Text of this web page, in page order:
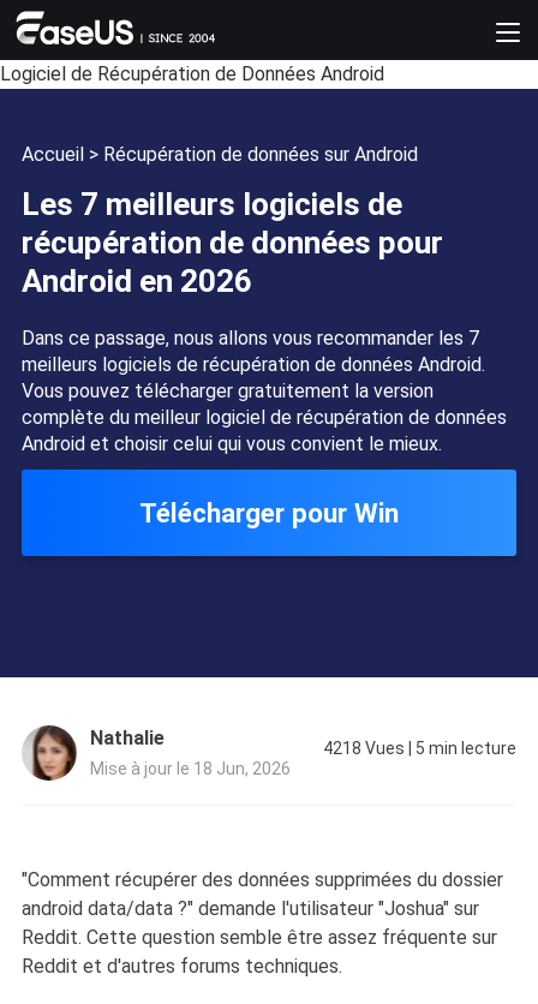
Logiciel de Récupération de Données Android
Accueil> Récupération de données sur Android
Les 7 meilleurs logiciels de
récupération de données pour
Android en 2026
Dans ce passage, nous allons vous recommander les 7
meilleurs logiciels de récupération de données Android.
Vous pouvez télécharger gratuitement la version
complète du meilleur logiciel de récupération de données
Android et choisir celui qui vous convient le mieux.
Télécharger pour Win
Nathalie
Mise à jour le 18 Jun, 2026
4218 Vues | 5 min lecture
"Comment récupérer des données supprimées du dossier
android data/data ?" demande l'utilisateur "Joshua" sur
Reddit. Cette question semble être assez fréquente sur
Reddit et d'autres forums techniques.